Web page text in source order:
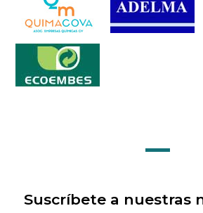
Suscríbete a nuestras